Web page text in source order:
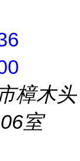
樟木头
室